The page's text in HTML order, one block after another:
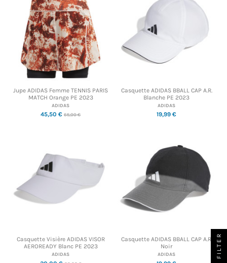
Jupe ADIDAS Femme TENNIS PARIS
MATCH Orange PE 2023
ADIDAS
45,50 € 65,00 €
Casquette ADIDAS BBALL CAP A.R.
Blanche PE 2023
ADIDAS
19,99 €
Casquette Visière ADIDAS VISOR
AEROREADY Blanc PE 2023
ADIDAS
Casquette ADIDAS BBALL CAP A.R.
Noir
ADIDAS FILTER